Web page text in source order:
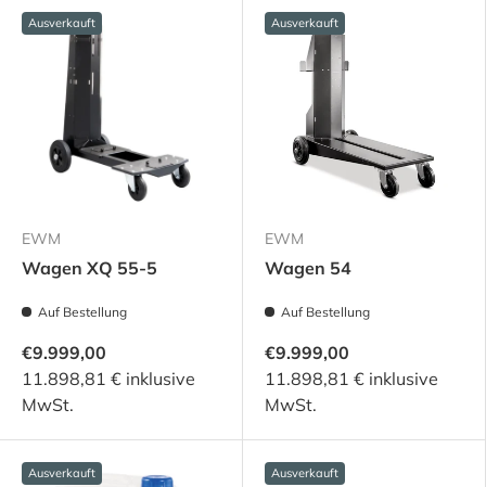
Ausverkauft
EWM
Wagen XQ 55-5
Auf Bestellung
€9.999,00
11.898,81 € inklusive
MwSt.
Ausverkauft
EWM
Wagen 54
Auf Bestellung
€9.999,00
11.898,81 € inklusive
MwSt.
Ausverkauft Ausverkauft